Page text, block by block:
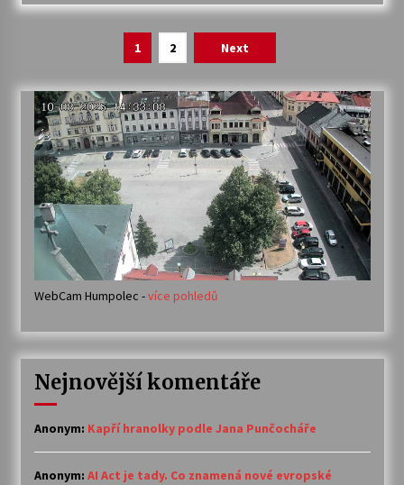
příspěvky
1 2 Next
WebCam Humpolec -více pohledů
Nejnovější komentáře
Anonym: Kapří hranolky podle Jana Punčocháře
Anonym: AI Act je tady. Co znamená nové evropské